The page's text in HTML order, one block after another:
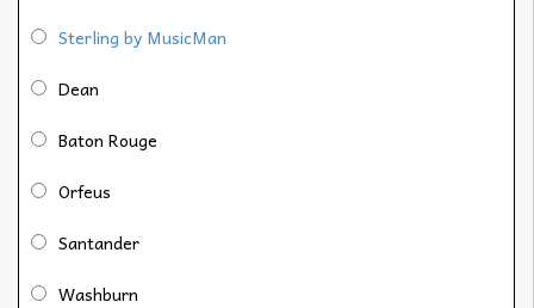
Sterling by MusicMan
Dean
Baton Rouge
Orfeus
Santander
Washburn